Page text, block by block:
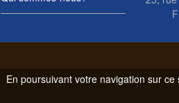
En poursuivant votre navigation sur